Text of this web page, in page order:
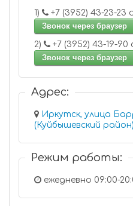
1)
Звонок через браузер
2)
Звонок через браузер
Адрес:
Иркутск, улица
(Куйбышевский район)
Режим работы:
ежедневно 09:00-